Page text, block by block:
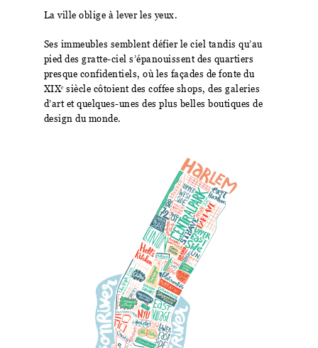
La ville oblige à lever les yeux.
Ses immeubles semblent défier le ciel tandis qu’au
pied des gratte-ciel s’épanouissent des quartiers
presque confidentiels, où les façades de fonte du
XIXᵉ siècle côtoient des coffee shops, des galeries
d’art et quelques-unes des plus belles boutiques de
design du monde.